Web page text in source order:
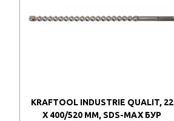
KRAFTOOL INDUSTRIE QUALIT, 22
X 400/520 ММ, SDS-MAX БУР